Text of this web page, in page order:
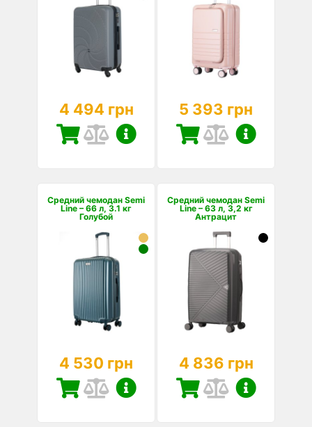
4 494 грн 5 393 грн
Средний чемодан Semi
Line – 66 л, 3.1 кг
Голубой
4 530 грн
Средний чемодан Semi
Line – 63 л, 3,2 кг
Антрацит
4 836 грн